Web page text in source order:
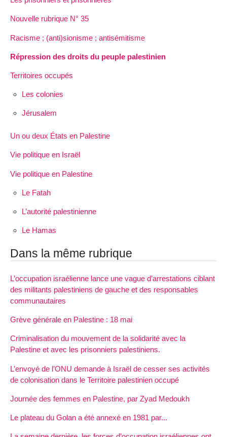
Nouvelle rubrique N° 35
Racisme ; (anti)sionisme ; antisémitisme
Répression des droits du peuple palestinien
Territoires occupés
Les colonies
Jérusalem
Un ou deux États en Palestine
Vie politique en Israël
Vie politique en Palestine
Le Fatah
L’autorité palestinienne
Le Hamas
Dans la même rubrique
L’occupation israélienne lance une vague d’arrestations ciblant
des militants palestiniens de gauche et des responsables
communautaires
Grève générale en Palestine : 18 mai
Criminalisation du mouvement de la solidarité avec la
Palestine et avec les prisonniers palestiniens.
L’envoyé de l’ONU demande à Israël de cesser ses activités
de colonisation dans le Territoire palestinien occupé
Journée des femmes en Palestine, par Zyad Medoukh
Le plateau du Golan a été annexé en 1981 par...